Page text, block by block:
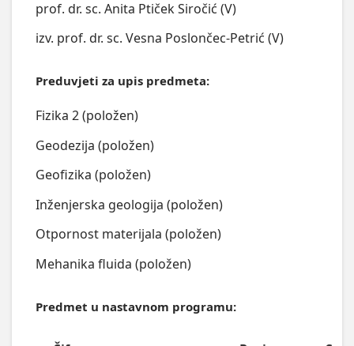
prof. dr. sc. Anita Ptiček Siročić (V)
izv. prof. dr. sc. Vesna Poslončec-Petrić (V)
Preduvjeti za upis predmeta:
Fizika 2 (položen)
Geodezija (položen)
Geofizika (položen)
Inženjerska geologija (položen)
Otpornost materijala (položen)
Mehanika fluida (položen)
Predmet u nastavnom programu: